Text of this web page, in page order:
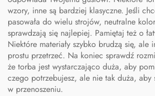
wzory, inne są bardziej klasyczne. Jeśli
pasowała do wielu strojów, neutralne
sprawdzają się najlepiej. Pamiętaj też o
Niektóre materiały szybko brudzą się, ale
prostu przetrzeć. Na koniec sprawdź
że torba jest wystarczająco duża, aby
czego potrzebujesz, ale nie tak duża, aby
w przenoszeniu.